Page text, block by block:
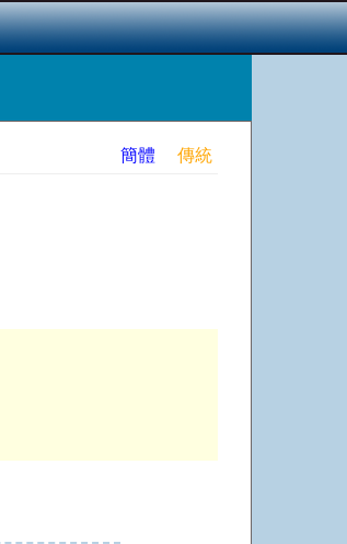
簡體 傳統